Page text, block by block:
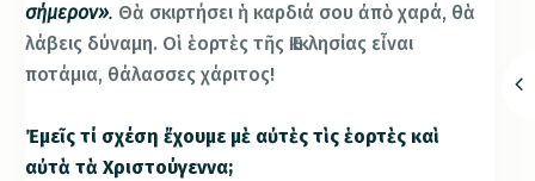
σήμερον». Θὰ σκιρτήσει ἡ καρδιά σου ἀπὸ χαρά, θὰ
λάβεις δύναμη. Οἱ ἑορτὲς τῆς Ἐκκλησίας εἶναι
ποτάμια, θάλασσες χάριτος!
Ἐμεῖς τί σχέση ἔχουμε μὲ αὐτὲς τὶς ἑορτὲς καὶ
αὐτὰ τὰ Χριστούγεννα;